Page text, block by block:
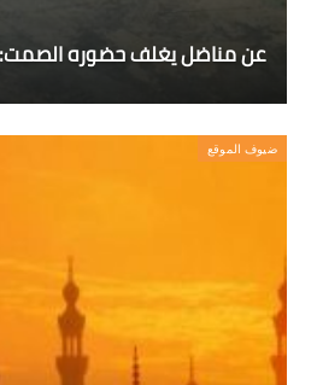
عن مناضل يغلف حضوره الصمت:
ضيوف الموقع